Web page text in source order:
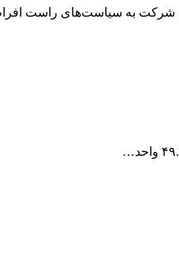
این شرکت به سیاست‌های راست